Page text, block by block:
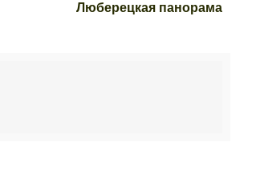
Люберецкая панорама